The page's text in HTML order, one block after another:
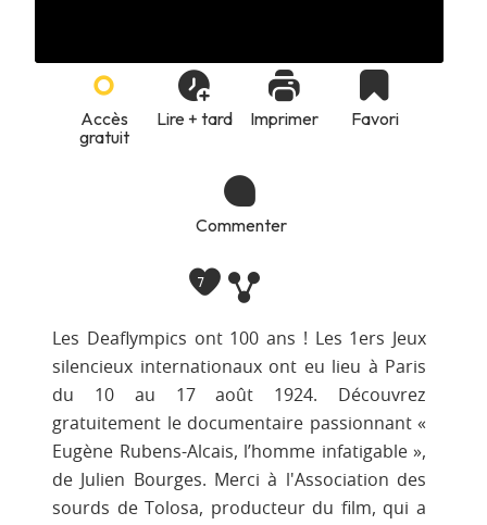
Accès
gratuit
Lire + tard Imprimer Favori
Commenter
7
Les Deaflympics ont 100 ans ! Les 1ers Jeux
silencieux internationaux ont eu lieu à Paris
du 10 au 17 août 1924. Découvrez
gratuitement le documentaire passionnant «
Eugène Rubens-Alcais, l’homme infatigable »,
de Julien Bourges. Merci à l'Association des
sourds de Tolosa, producteur du film, qui a